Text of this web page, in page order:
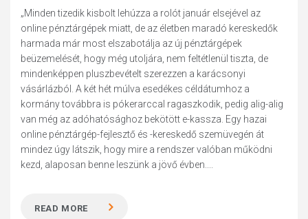
„Minden tizedik kisbolt lehúzza a rolót január elsejével az
online pénztárgépek miatt, de az életben maradó kereskedők
harmada már most elszabotálja az új pénztárgépek
beüzemelését, hogy még utoljára, nem feltétlenül tiszta, de
mindenképpen pluszbevételt szerezzen a karácsonyi
vásárlázból. A két hét múlva esedékes céldátumhoz a
kormány továbbra is pókerarccal ragaszkodik, pedig alig-alig
van még az adóhatósághoz bekötött e-kassza. Egy hazai
online pénztárgép-fejlesztő és -kereskedő szemüvegén át
mindez úgy látszik, hogy mire a rendszer valóban működni
kezd, alaposan benne leszünk a jövő évben....
READ MORE